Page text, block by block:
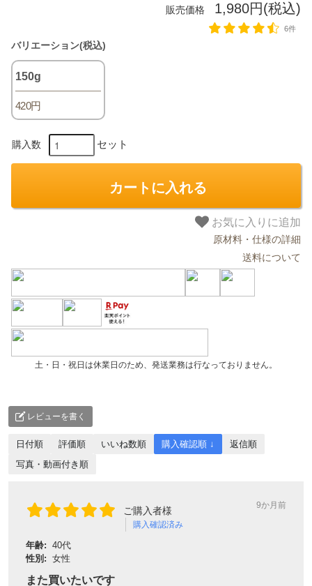
販売価格 1,980円(税込)
6件
バリエーション(税込)
150g
420円
購入数 セット
カートに入れる
お気に入りに追加
原材料・仕様の詳細
送料について
土・日・祝日は休業日のため、発送業務は行なっておりません。
レビューを書く
日付順 評価順 いいね数順 購入確認順 ↓
返信順
写真・動画付き順
ご購入者様
購入確認済み
9か月前
年齢: 40代
性別: 女性
また買いたいです